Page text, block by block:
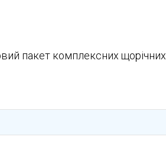
пакет комплексних щорічних